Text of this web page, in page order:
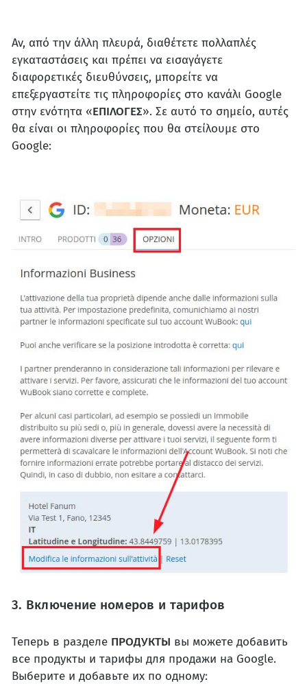
Αν, από την άλλη πλευρά, διαθέτετε πολλαπλές
εγκαταστάσεις και πρέπει να εισαγάγετε
διαφορετικές διευθύνσεις, μπορείτε να
επεξεργαστείτε τις πληροφορίες στο κανάλι Google
στην ενότητα «ΕΠΙΛΟΓΕΣ». Σε αυτό το σημείο, αυτές
θα είναι οι πληροφορίες που θα στείλουμε στο
Google:
3. Включение номеров и тарифов
Теперь в разделе ПРОДУКТЫ вы можете добавить
все продукты и тарифы для продажи на Google.
Выберите и добавьте их по одному: